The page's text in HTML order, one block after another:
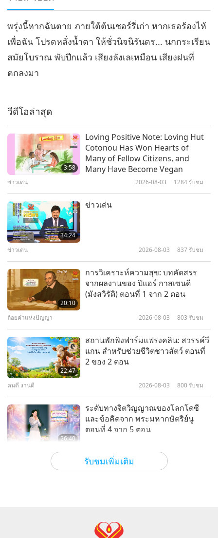
21:44
บทเพลง บทประพันธ์ บทกวี และการแสดงของ
ท่านอนุตราจารย์ชิงไห่ (วีแกน)
2022-06-03 16087รับชม
เพลง บทประพันธ์ และกวีนิพนธ์
ของอนุตราจารย์ชิงไห่ (วีแกน)
6
17:23
ของ ท่านอนุตราจารย์ชิงไห่ (วี
แกน) ตอนที่ 6 ของชุดหลายตอน
บทเพลง บทประพันธ์ บทกวี และการแสดงของ
ท่านอนุตราจารย์ชิงไห่ (วีแกน)
2022-10-13 15483รับชม
7
19:50
เพลง บทประพันธ์ และกวีนิพนธ์
ของ ท่านอนุตราจารย์ชิงไห่ (วี
แกน) ตอนที่ 7 ของชุดหลายตอน
บทเพลง บทประพันธ์ บทกวี และการแสดงของ
ท่านอนุตราจารย์ชิงไห่ (วีแกน)
8
20:44
บทเพลง บทประพันธ์ และกวีนิพนธ์
ของอนุตราจารย์ชิงไห่ (วีแกน)
ตอนที่ 8 ของชุดหลายตอน
บทเพลง บทประพันธ์ บทกวี และการแสดงของ
ท่านอนุตราจารย์ชิงไห่ (วีแกน)
2023-01-11 13943
9
19:32
บทเพลง บทประพันธ์ และบทกวี
ของ ท่านอนุตราจารย์ชิงไห่ (วี
แกน) ตอนที่ 9 ของชุดหลายตอน
บทเพลง บทประพันธ์ บทกวี และการแสดงของ
ท่านอนุตราจารย์ชิงไห่ (วีแกน)
10
21:56
บทเพลง บทประพันธ์ และบทกวี
ของ ท่านอนุตราจารย์ชิงไห่ (วี
แกน) ตอนที่ 10 ของชุดหลายตอน
บทเพลง บทประพันธ์ บทกวี และการแสดงของ
ท่านอนุตราจารย์ชิงไห่ (วีแกน)
2023-04-20
บทเพลง บทประพันธ์ และกวีนิพนธ์
ของท่านอนุตราจารย์ชิงไห่ (วีแกน)
ท่านอนุตราจารย์ชิงไห่ (วีแกน)
บทเพลง บทประพันธ์ และกวีนิพนธ์
ของ ท่านอนุตราจารย์ชิงไห่ (วี
พรุ่งนี้หากฉันตาย ภายใต้ต้นเชอร์รี่เก่า หากเธอร้องไห้
เพื่อฉัน โปรดหลั่งน้ำตา ให้ชั่วนิจนิรันดร... นกกระเรียน
สมัยโบราณ พับปีกแล้ว เสียงลังเลเหมือน เสียงฝนที่
ตกลงมา
รับชมเพิ่มเติม
วีดีโอล่าสุด
3:58
Loving Positive Note: Loving Hut
Cotonou Has Won Hearts of
Many of Fellow Citizens, and
Many Have Become Vegan
ข่าวเด่น 2026-08-03 1284 รับชม
34:24
ข่าวเด่น
ข่าวเด่น 2026-08-03 837 รับชม
20:10
การวิเคราะห์ความสุข: บทคัดสรร
จากผลงานของ ปิแอร์ กาสเซนดี
(มังสวิรัติ) ตอนที่ 1 จาก 2 ตอน
ถ้อยคำแห่งปัญญา 2026-08-03 803 รับชม
22:47
สถานพักพิงฟาร์มแฟรงคลิน: สวรรค์วี
แกน สำหรับช่วยชีวิตชาวสัตว์ ตอนที่
2 ของ 2 ตอน
คนดี งานดี 2026-08-03 800 รับชม
26:40
ระดับทางจิตวิญญาณของโลกโดซี
และข้อคิดจาก พระมหากษัตริย์นู
ตอนที่ 4 จาก 5 ตอน
ระหว่างอาจารย์และลูกศิษย์ 2026-08-03
2:47
Dedicated Quan Yin meditation
Revealed to You